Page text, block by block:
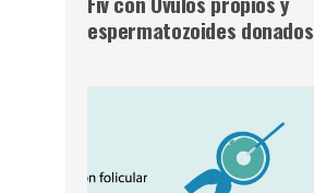
espermatozoides donados